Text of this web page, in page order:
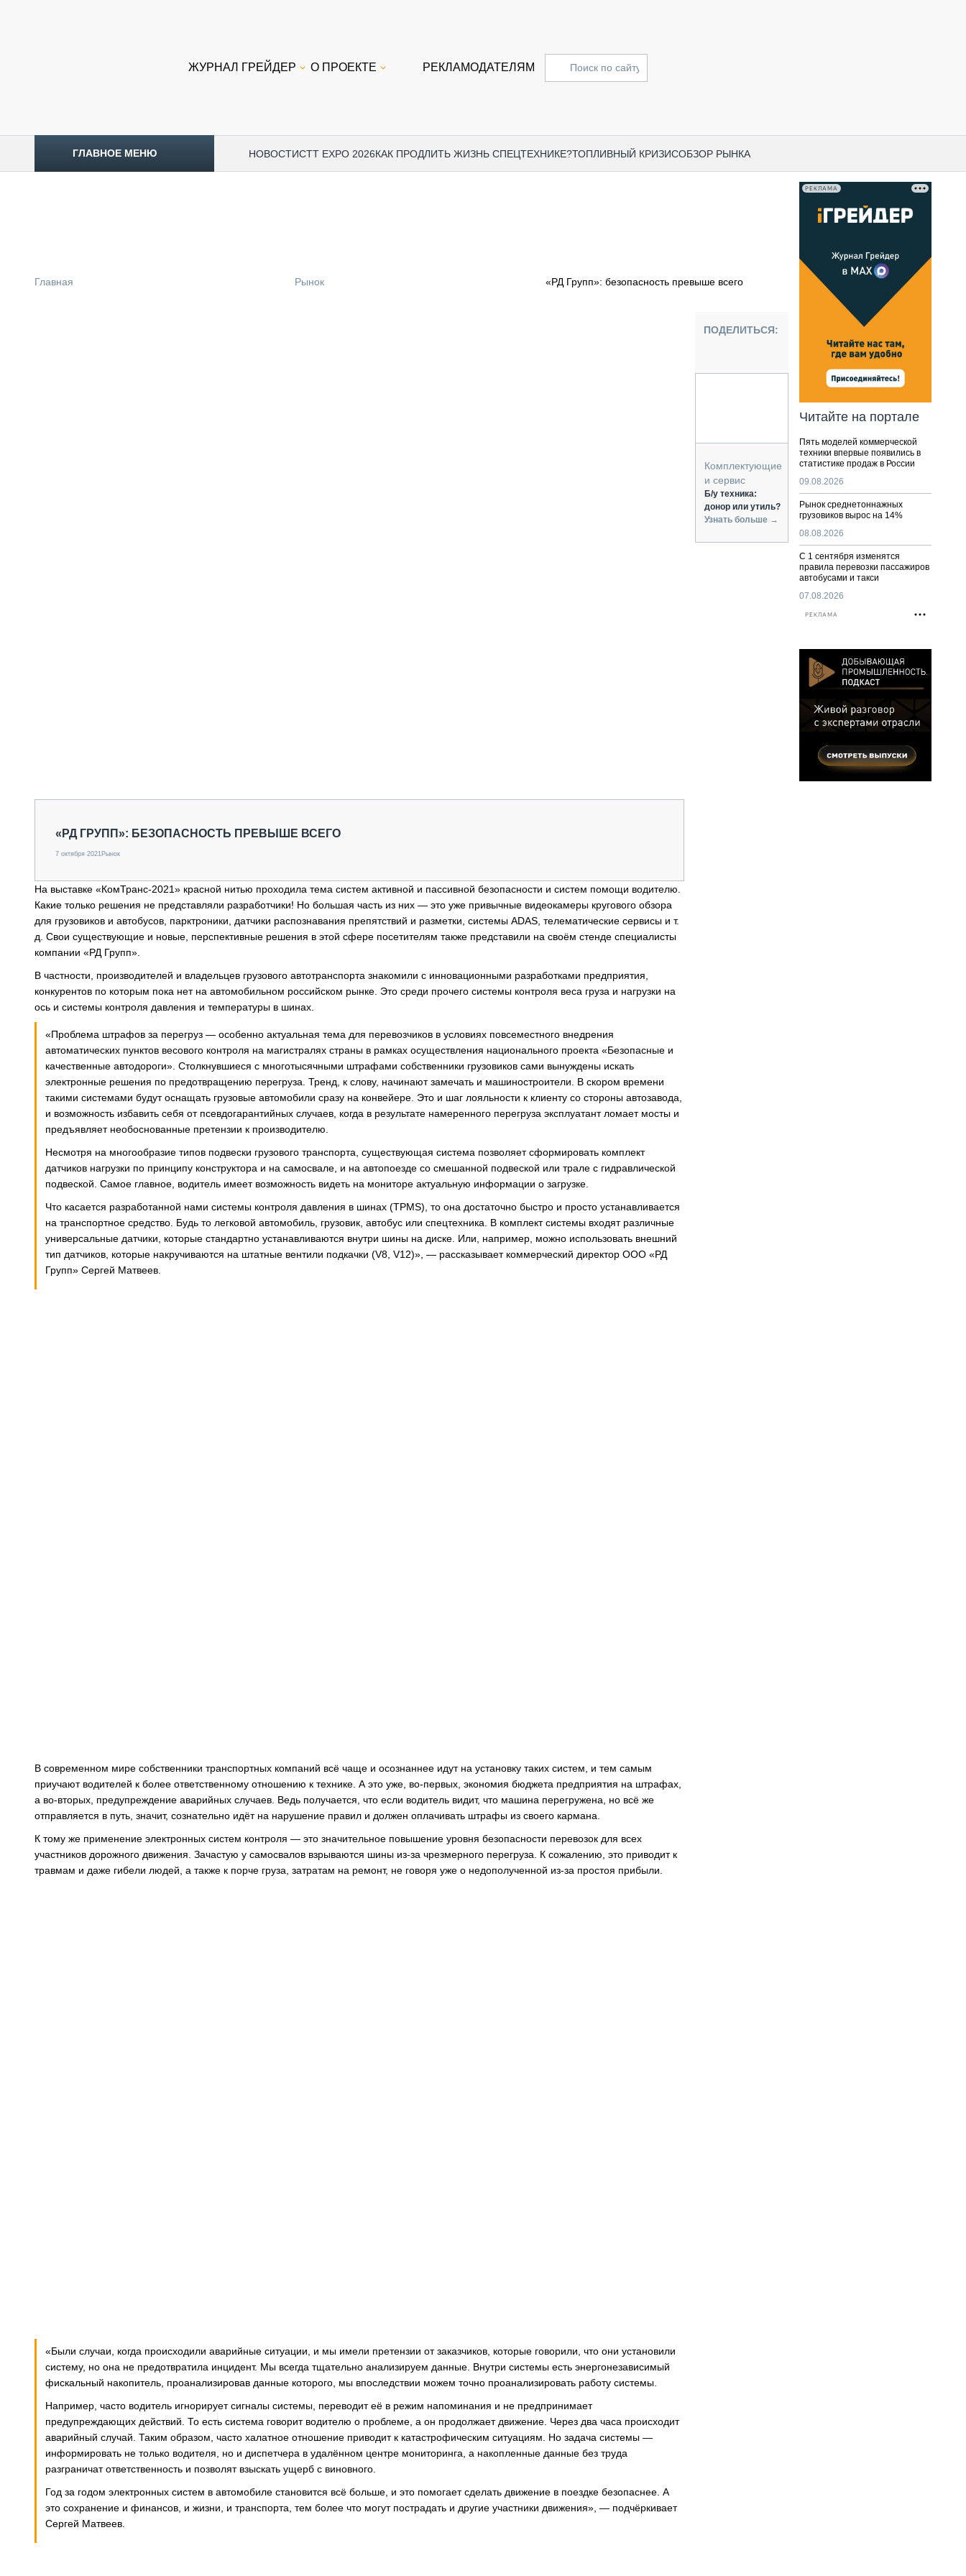
ЖУРНАЛ ГРЕЙДЕР О ПРОЕКТЕ РЕКЛАМОДАТЕЛЯМ
ГЛАВНОЕ МЕНЮ НОВОСТИCTT EXPO 2026КАК ПРОДЛИТЬ ЖИЗНЬ СПЕЦТЕХНИКЕ?ТОПЛИВНЫЙ КРИЗИСОБЗОР РЫНКА
ПОДЪЁМНАЯ ТЕХНИКА
КОММУНАЛЬНАЯ ТЕХНИКА
АВТОМАТИЗАЦИЯ И ТЕХНОЛОГИИ
КОМПЛЕКТУЮЩИЕ И СЕРВИС
Главная Рынок «РД Групп»: безопасность превыше всего
«РД ГРУПП»: БЕЗОПАСНОСТЬ ПРЕВЫШЕ ВСЕГО
7 октября 2021Рынок
На выставке «КомТранс-2021» красной нитью проходила тема систем активной и пассивной безопасности и систем помощи водителю.
Какие только решения не представляли разработчики! Но большая часть из них — это уже привычные видеокамеры кругового обзора
для грузовиков и автобусов, парктроники, датчики распознавания препятствий и разметки, системы ADAS, телематические сервисы и т.
д. Свои существующие и новые, перспективные решения в этой сфере посетителям также представили на своём стенде специалисты
компании «РД Групп».
В частности, производителей и владельцев грузового автотранспорта знакомили с инновационными разработками предприятия,
конкурентов по которым пока нет на автомобильном российском рынке. Это среди прочего системы контроля веса груза и нагрузки на
ось и системы контроля давления и температуры в шинах.
«Проблема штрафов за перегруз — особенно актуальная тема для перевозчиков в условиях повсеместного внедрения
автоматических пунктов весового контроля на магистралях страны в рамках осуществления национального проекта «Безопасные и
качественные автодороги». Столкнувшиеся с многотысячными штрафами собственники грузовиков сами вынуждены искать
электронные решения по предотвращению перегруза. Тренд, к слову, начинают замечать и машиностроители. В скором времени
такими системами будут оснащать грузовые автомобили сразу на конвейере. Это и шаг лояльности к клиенту со стороны автозавода,
и возможность избавить себя от псевдогарантийных случаев, когда в результате намеренного перегруза эксплуатант ломает мосты и
предъявляет необоснованные претензии к производителю.
Несмотря на многообразие типов подвески грузового транспорта, существующая система позволяет сформировать комплект
датчиков нагрузки по принципу конструктора и на самосвале, и на автопоезде со смешанной подвеской или трале с гидравлической
подвеской. Самое главное, водитель имеет возможность видеть на мониторе актуальную информации о загрузке.
Что касается разработанной нами системы контроля давления в шинах (TPMS), то она достаточно быстро и просто устанавливается
на транспортное средство. Будь то легковой автомобиль, грузовик, автобус или спецтехника. В комплект системы входят различные
универсальные датчики, которые стандартно устанавливаются внутри шины на диске. Или, например, можно использовать внешний
тип датчиков, которые накручиваются на штатные вентили подкачки (V8, V12)», — рассказывает коммерческий директор ООО «РД
Групп» Сергей Матвеев.
В современном мире собственники транспортных компаний всё чаще и осознаннее идут на установку таких систем, и тем самым
приучают водителей к более ответственному отношению к технике. А это уже, во-первых, экономия бюджета предприятия на штрафах,
а во-вторых, предупреждение аварийных случаев. Ведь получается, что если водитель видит, что машина перегружена, но всё же
отправляется в путь, значит, сознательно идёт на нарушение правил и должен оплачивать штрафы из своего кармана.
К тому же применение электронных систем контроля — это значительное повышение уровня безопасности перевозок для всех
участников дорожного движения. Зачастую у самосвалов взрываются шины из-за чрезмерного перегруза. К сожалению, это приводит к
травмам и даже гибели людей, а также к порче груза, затратам на ремонт, не говоря уже о недополученной из-за простоя прибыли.
«Были случаи, когда происходили аварийные ситуации, и мы имели претензии от заказчиков, которые говорили, что они установили
систему, но она не предотвратила инцидент. Мы всегда тщательно анализируем данные. Внутри системы есть энергонезависимый
фискальный накопитель, проанализировав данные которого, мы впоследствии можем точно проанализировать работу системы.
Например, часто водитель игнорирует сигналы системы, переводит её в режим напоминания и не предпринимает
предупреждающих действий. То есть система говорит водителю о проблеме, а он продолжает движение. Через два часа происходит
аварийный случай. Таким образом, часто халатное отношение приводит к катастрофическим ситуациям. Но задача системы —
информировать не только водителя, но и диспетчера в удалённом центре мониторинга, а накопленные данные без труда
разграничат ответственность и позволят взыскать ущерб с виновного.
Год за годом электронных систем в автомобиле становится всё больше, и это помогает сделать движение в поездке безопаснее. А
это сохранение и финансов, и жизни, и транспорта, тем более что могут пострадать и другие участники движения», — подчёркивает
Сергей Матвеев.
ПОДЕЛИТЬСЯ:
Комплектующие
и сервис
Б/у техника:
донор или утиль?
Узнать больше →
РЕКЛАМА
Читайте на портале
Пять моделей коммерческой
техники впервые появились в
статистике продаж в России
09.08.2026
Рынок среднетоннажных
грузовиков вырос на 14%
08.08.2026
С 1 сентября изменятся
правила перевозки пассажиров
автобусами и такси
07.08.2026
РЕКЛАМА